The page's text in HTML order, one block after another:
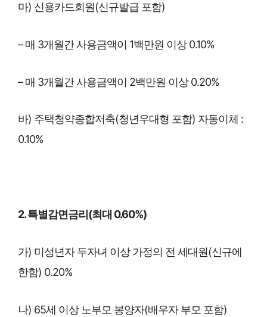
마) 신용카드회원(신규발급 포함)
– 매 3개월간 사용금액이 1백만원 이상 0.10%
– 매 3개월간 사용금액이 2백만원 이상 0.20%
바) 주택청약종합저축(청년우대형 포함) 자동이체 :
0.10%
2. 특별감면금리(최대 0.60%)
가) 미성년자 두자녀 이상 가정의 전 세대원(신규에
한함) 0.20%
나) 65세 이상 노부모 봉양자(배우자 부모 포함)